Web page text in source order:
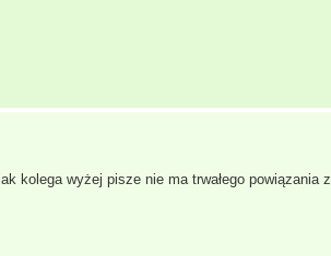
kolega wyżej pisze nie ma trwałego powiązania z